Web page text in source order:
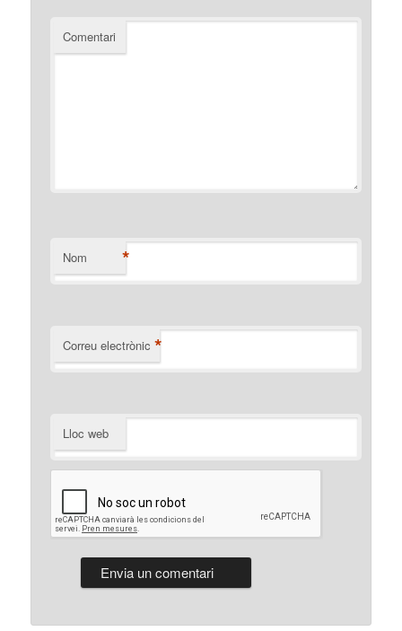
Comentari
Nom *
Correu electrònic *
Lloc web